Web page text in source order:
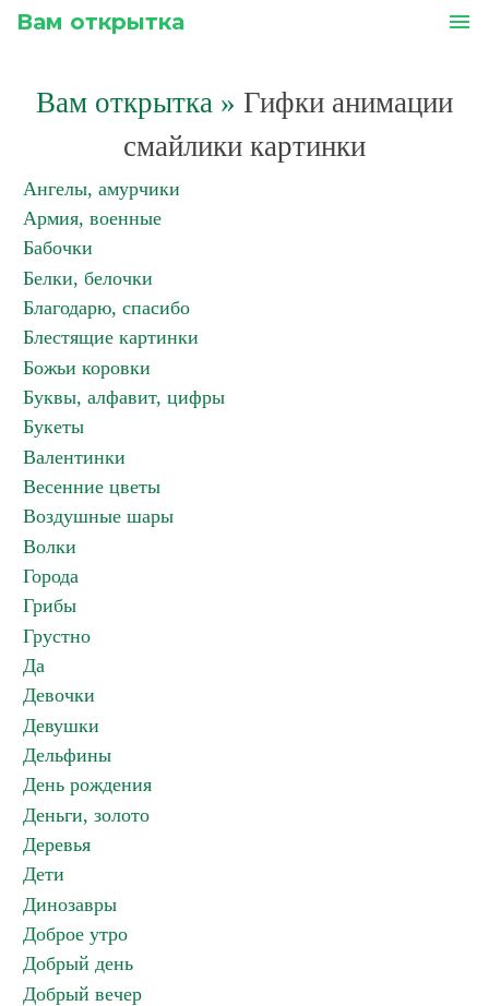
Вам открытка menu
Вам открытка » Гифки анимации
смайлики картинки
Ангелы, амурчики
Армия, военные
Бабочки
Белки, белочки
Благодарю, спасибо
Блестящие картинки
Божьи коровки
Буквы, алфавит, цифры
Букеты
Валентинки
Весенние цветы
Воздушные шары
Волки
Города
Грибы
Грустно
Да
Девочки
Девушки
Дельфины
День рождения
Деньги, золото
Деревья
Дети
Динозавры
Доброе утро
Добрый день
Добрый вечер